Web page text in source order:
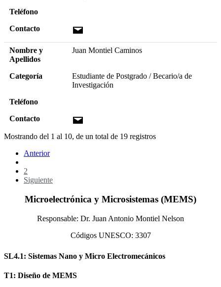
Teléfono
Contacto
Nombre y
Apellidos
Juan Montiel Caminos
Categoría
Estudiante de Postgrado / Becario/a de
Investigación
Teléfono
Contacto
Mostrando del 1 al 10, de un total de 19 registros
Anterior
2
Siguiente
Microelectrónica y Microsistemas (MEMS)
Responsable: Dr. Juan Antonio Montiel Nelson
Códigos UNESCO: 3307
SL4.1: Sistemas Nano y Micro Electromecánicos
T1: Diseño de MEMS